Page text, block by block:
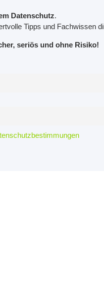
Datenschutz.
Tipps und Fachwissen
seriös und ohne Risiko!